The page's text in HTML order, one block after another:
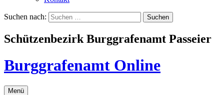
Suchen nach:
Schützenbezirk Burggrafenamt Passeier
Burggrafenamt Online
Menü